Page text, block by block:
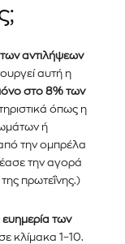
Διάβασα
των αντιλήψεων
αυτή η
στο 8% των
όπως η
ή
την ομπρέλα
την αγορά
πρωτεΐνης.)
ευημερία των
κλίμακα 1–10.